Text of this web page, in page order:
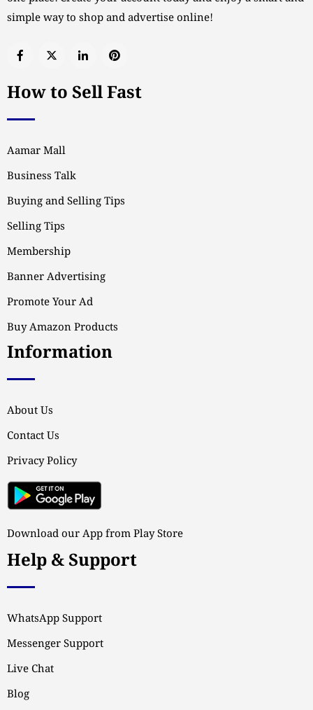
simple way to shop and advertise online!
How to Sell Fast
Aamar Mall
Business Talk
Buying and Selling Tips
Selling Tips
Membership
Banner Advertising
Promote Your Ad
Buy Amazon Products
Information
About Us
Contact Us
Privacy Policy
Download our App from Play Store
Help & Support
WhatsApp Support
Messenger Support
Live Chat
Blog